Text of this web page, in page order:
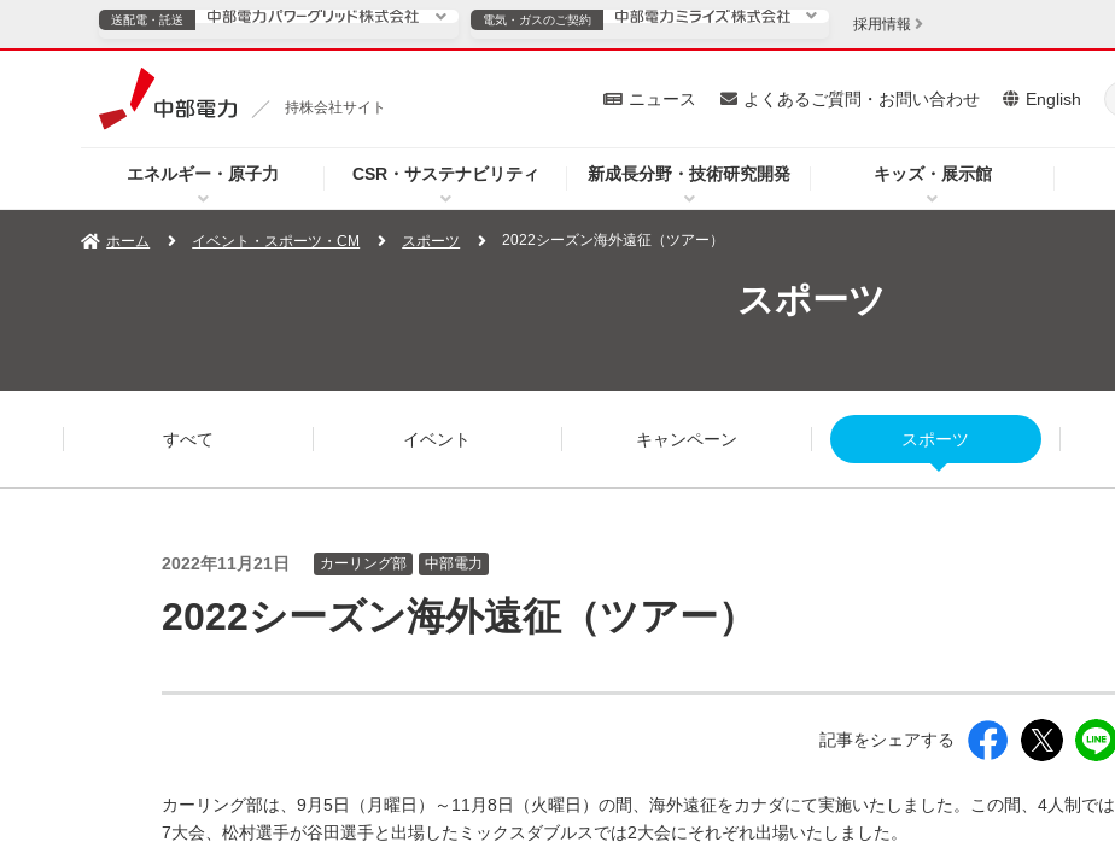
持株会社サイト
エネルギー・原子力 CSR・サステナビリティ 新成長分野・技術研究開発 キッズ・展示館
ニュース よくあるご質問・お問い合わせ English
送配電・託送
TOPページへ ご案内 安定供給
企業情報
よくあるご質問・お問い合わせ
電気・ガスのご契約
電気・ガスのご契約
TOPページへ 個人のお客さま 法人のお客さま
プレスリリース （新しいウィンドウを開きます）
お知らせ （新しいウィンドウを開きます）
よくあるご質問・お問い合わせ （新しいウィンドウを開きます）
採用情報
ホーム イベント・スポーツ・CM スポーツ 2022シーズン海外遠征（ツアー）
スポーツ
すべて イベント キャンペーン スポーツ
2022年11月21日 カーリング部 中部電力
2022シーズン海外遠征（ツアー）
記事をシェアする
カーリング部は、9月5日（月曜日）～11月8日（火曜日）の間、海外遠征をカナダにて実施いたしました。この間、4人制では
7大会、松村選手が谷田選手と出場したミックスダブルスでは2大会にそれぞれ出場いたしました。